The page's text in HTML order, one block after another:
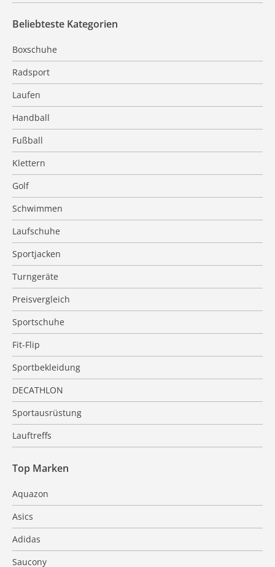
Beliebteste Kategorien
Boxschuhe
Radsport
Laufen
Handball
Fußball
Klettern
Golf
Schwimmen
Laufschuhe
Sportjacken
Turngeräte
Preisvergleich
Sportschuhe
Fit-Flip
Sportbekleidung
DECATHLON
Sportausrüstung
Lauftreffs
Top Marken
Aquazon
Asics
Adidas
Saucony